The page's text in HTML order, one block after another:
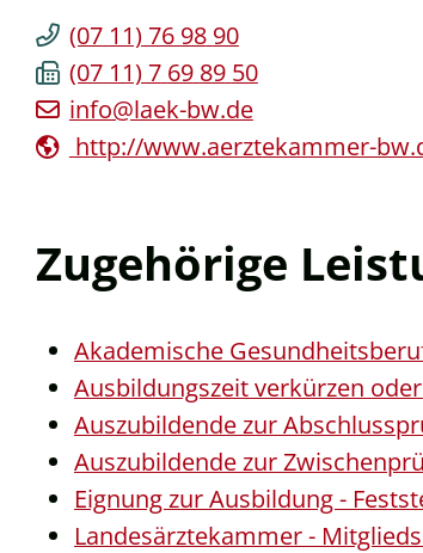
(07 11) 76 98 90
(07 11) 7 69 89 50
info@laek-bw.de
http://www.aerztekammer-
Zugehörige
Akademische
Ausbildungszeit verkürzen
Auszubildende zur
Auszubildende zur
Eignung zur Ausbildung -
Landesärztekammer -